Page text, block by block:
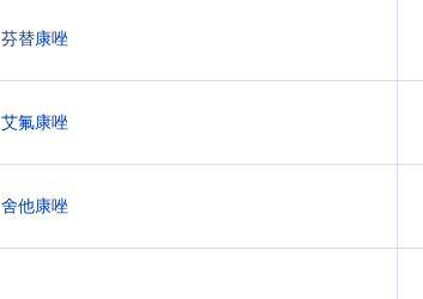
芬替康唑
艾氟康唑
舍他康唑